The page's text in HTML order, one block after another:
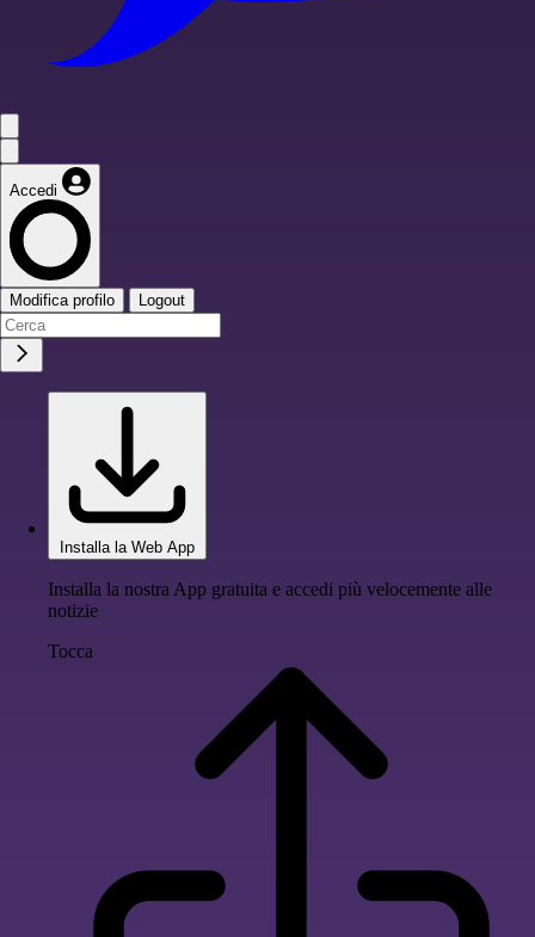
Accedi
Modifica profilo Logout
Installa la Web App
Installa la nostra App gratuita e accedi più velocemente alle
notizie
Tocca